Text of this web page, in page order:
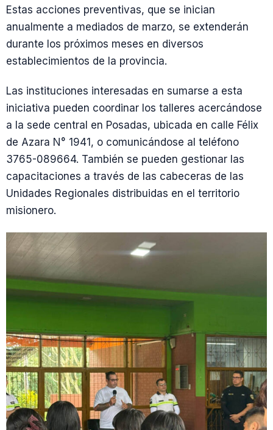
Estas acciones preventivas, que se inician
anualmente a mediados de marzo, se extenderán
durante los próximos meses en diversos
establecimientos de la provincia.
Las instituciones interesadas en sumarse a esta
iniciativa pueden coordinar los talleres acercándose
a la sede central en Posadas, ubicada en calle Félix
de Azara N° 1941, o comunicándose al teléfono
3765-089664. También se pueden gestionar las
capacitaciones a través de las cabeceras de las
Unidades Regionales distribuidas en el territorio
misionero.